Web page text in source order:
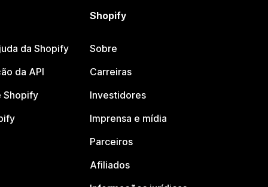
da Shopify
da API
Shopify
Shopify
Sobre
Carreiras
Investidores
Imprensa e mídia
Parceiros
Afiliados